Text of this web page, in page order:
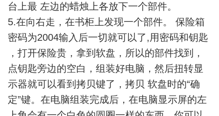
台上最 左边的蜡烛上各放下一个部件。
5.在向右走，在书柜上发现一个部件。 保险箱
密码为2004输入后一切就可以了,用密码和钥匙
，打开保险贵，拿到软盘，所以的部件找到，
点钥匙旁边的空白，组装好电脑，然后扭转显
示器就可以看到拷贝键了，拷贝 软盘时的“确
定”键。在电脑组装完成后，在电脑显示屏的左